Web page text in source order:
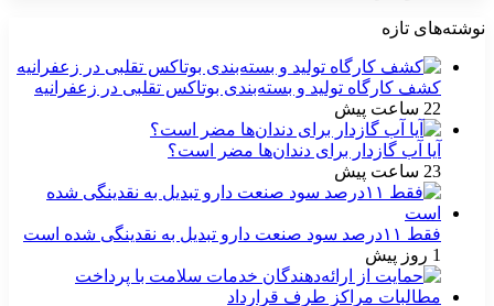
نوشته‌های تازه
کشف کارگاه تولید و بسته‌بندی بوتاکس تقلبی در زعفرانیه
22 ساعت پیش
آیا آب گازدار برای دندان‌ها مضر است؟
23 ساعت پیش
فقط ۱۱‌درصد سود صنعت دارو تبدیل به نقدینگی شده است
1 روز پیش